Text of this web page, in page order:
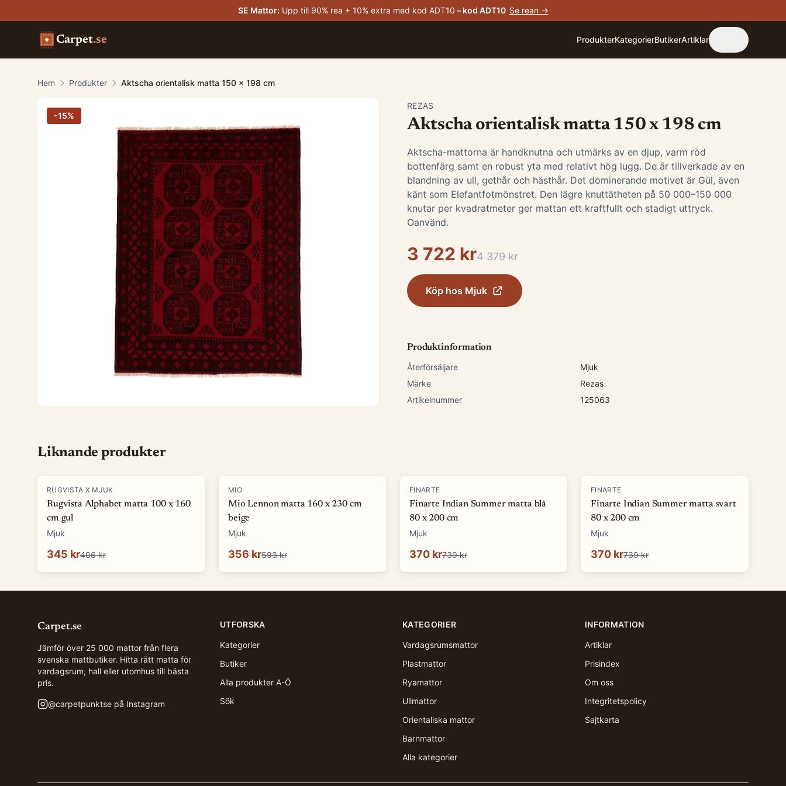
SE Mattor: Upp till 90% rea + 10% extra med kod ADT10 – kod ADT10 Se rean →
Carpet.se ProdukterKategorierButikerArtiklar
Hem Produkter Aktscha orientalisk matta 150 x 198 cm
-15%
REZAS
Aktscha orientalisk matta 150 x 198 cm
Aktscha-mattorna är handknutna och utmärks av en djup, varm röd
bottenfärg samt en robust yta med relativt hög lugg. De är tillverkade av en
blandning av ull, gethår och hästhår. Det dominerande motivet är Gül, även
känt som Elefantfotmönstret. Den lägre knuttätheten på 50 000–150 000
knutar per kvadratmeter ger mattan ett kraftfullt och stadigt uttryck.
Oanvänd.
3 722 kr4 379 kr
Köp hos Mjuk
Produktinformation
Återförsäljare
Mjuk
Märke
Rezas
Artikelnummer
125063
Liknande produkter
-15%
RUGVISTA X MJUK
Rugvista Alphabet matta 100 x 160
cm gul
Mjuk
345 kr406 kr
-40%
MIO
Mio Lennon matta 160 x 230 cm
beige
Mjuk
356 kr593 kr
-50 %
FINARTE
Finarte Indian Summer matta blå
80 x 200 cm
Mjuk
370 kr739 kr
-50 %
FINARTE
Finarte Indian Summer matta svart
80 x 200 cm
Mjuk
370 kr739 kr
Carpet.se
Jämför över 25 000 mattor från flera
svenska mattbutiker. Hitta rätt matta för
vardagsrum, hall eller utomhus till bästa
pris.
@carpetpunktse på Instagram
UTFORSKA
Kategorier
Butiker
Alla produkter A-Ö
Sök
KATEGORIER
Vardagsrumsmattor
Plastmattor
Ryamattor
Ullmattor
Orientaliska mattor
Barnmattor
Alla kategorier
INFORMATION
Artiklar
Prisindex
Om oss
Integritetspolicy
Sajtkarta